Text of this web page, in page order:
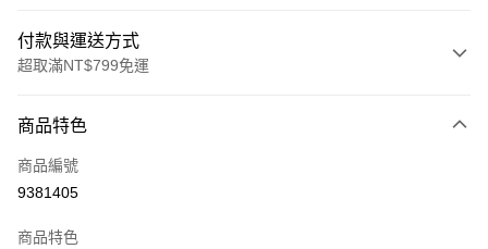
付款與運送方式
超取滿NT$799免運
信用卡一次付款
超商取貨付款
商品特色
商品編號
9381405
商品特色